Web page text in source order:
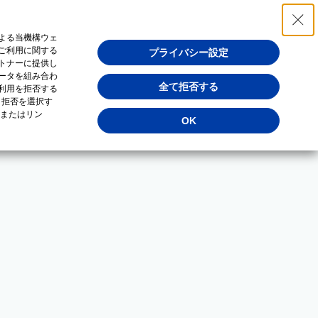
る当機構ウェ
利用に関する
ナーに提供し
タを組み合わ
用を拒否する
否を選択す
たはリン
プライバシー設定
全て拒否する
OK